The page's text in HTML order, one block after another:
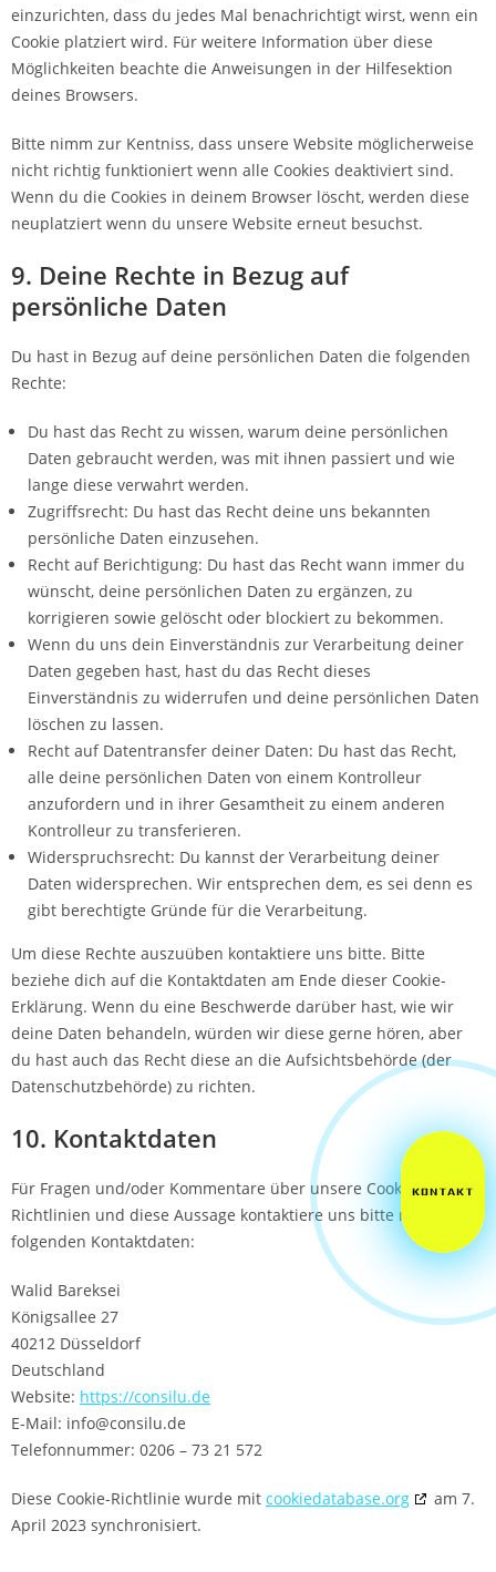
einzurichten, dass du jedes Mal benachrichtigt wirst, wenn ein
Cookie platziert wird. Für weitere Information über diese
Möglichkeiten beachte die Anweisungen in der Hilfesektion
deines Browsers.
Bitte nimm zur Kentniss, dass unsere Website möglicherweise
nicht richtig funktioniert wenn alle Cookies deaktiviert sind.
Wenn du die Cookies in deinem Browser löscht, werden diese
neuplatziert wenn du unsere Website erneut besuchst.
9. Deine Rechte in Bezug auf
persönliche Daten
Du hast in Bezug auf deine persönlichen Daten die folgenden
Rechte:
Du hast das Recht zu wissen, warum deine persönlichen
Daten gebraucht werden, was mit ihnen passiert und wie
lange diese verwahrt werden.
Zugriffsrecht: Du hast das Recht deine uns bekannten
persönliche Daten einzusehen.
Recht auf Berichtigung: Du hast das Recht wann immer du
wünscht, deine persönlichen Daten zu ergänzen, zu
korrigieren sowie gelöscht oder blockiert zu bekommen.
Wenn du uns dein Einverständnis zur Verarbeitung deiner
Daten gegeben hast, hast du das Recht dieses
Einverständnis zu widerrufen und deine persönlichen Daten
löschen zu lassen.
Recht auf Datentransfer deiner Daten: Du hast das Recht,
alle deine persönlichen Daten von einem Kontrolleur
anzufordern und in ihrer Gesamtheit zu einem anderen
Kontrolleur zu transferieren.
Widerspruchsrecht: Du kannst der Verarbeitung deiner
Daten widersprechen. Wir entsprechen dem, es sei denn es
gibt berechtigte Gründe für die Verarbeitung.
Um diese Rechte auszuüben kontaktiere uns bitte. Bitte
beziehe dich auf die Kontaktdaten am Ende dieser Cookie-
Erklärung. Wenn du eine Beschwerde darüber hast, wie wir
deine Daten behandeln, würden wir diese gerne hören, aber
du hast auch das Recht diese an die Aufsichtsbehörde (der
Datenschutzbehörde) zu richten.
10. Kontaktdaten
Für Fragen und/oder Kommentare über unsere Cookie-
Richtlinien und diese Aussage kontaktiere uns bitte mittels der
folgenden Kontaktdaten:
Walid Bareksei
Königsallee 27
40212 Düsseldorf
Deutschland
Website: https://consilu.de
E-Mail: ed.ulisnoc@ofni
Telefonnummer: 0206 – 73 21 572
Diese Cookie-Richtlinie wurde mit cookiedatabase.org
am 7.
April 2023 synchronisiert.
KONTAKT